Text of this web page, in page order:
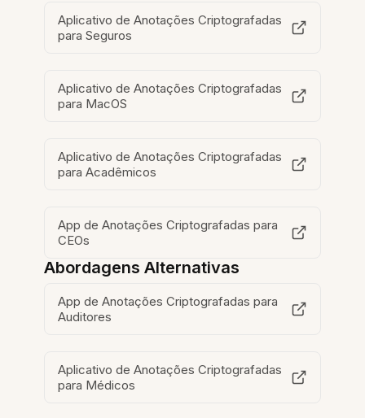
Aplicativo de Anotações Criptografadas
para Seguros
Aplicativo de Anotações Criptografadas
para MacOS
Aplicativo de Anotações Criptografadas
para Acadêmicos
App de Anotações Criptografadas para
CEOs
Abordagens Alternativas
App de Anotações Criptografadas para
Auditores
Aplicativo de Anotações Criptografadas
para Médicos